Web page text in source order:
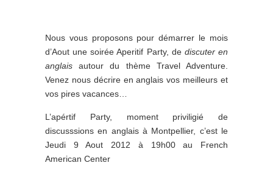
Nous vous proposons pour démarrer le mois
d’Aout une soirée Aperitif Party, de discuter en
anglais autour du thème Travel Adventure.
Venez nous décrire en anglais vos meilleurs et
vos pires vacances…
L’apértif Party, moment priviligié de
discusssions en anglais à Montpellier, c’est le
Jeudi 9 Aout 2012 à 19h00 au French
American Center